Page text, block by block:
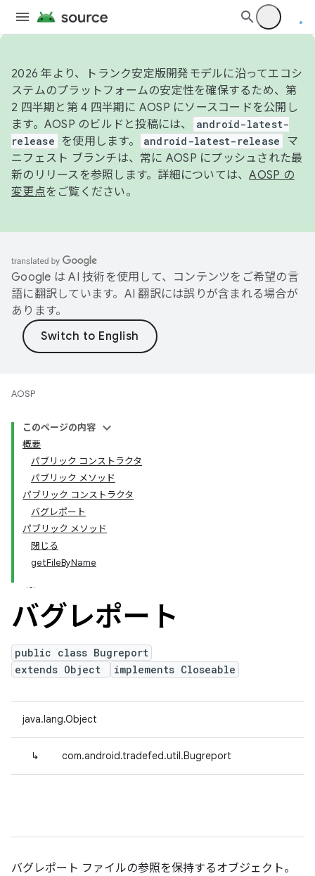
2026 年より、トランク安定版開発モデルに沿ってエコシ
ステムのプラットフォームの安定性を確保するため、第
2 四半期と第 4 四半期に AOSP にソースコードを公開し
ます。AOSP のビルドと投稿には、
android-latest-
release
を使用します。 android-latest-release
マ
ニフェスト ブランチは、常に AOSP にプッシュされた最
新のリリースを参照します。詳細については、AOSP の
変更点をご覧ください。
Google は AI 技術を使用して、コンテンツをご希望の言
語に翻訳しています。AI 翻訳には誤りが含まれる場合が
あります。
AOSP
このページの内容
概要
パブリック コンストラクタ
パブリック メソッド
パブリック コンストラクタ
バグレポート
パブリック メソッド
閉じる
getFileByName
バグレポート
public class Bugreport
extends Object
implements Closeable
java.lang.Object
↳ com.android.tradefed.util.Bugreport
バグレポート ファイルの参照を保持するオブジェクト。